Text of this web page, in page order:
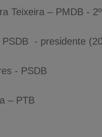
Teixeira – PMDB -
PSDB - presidente
- PSDB
– PTB